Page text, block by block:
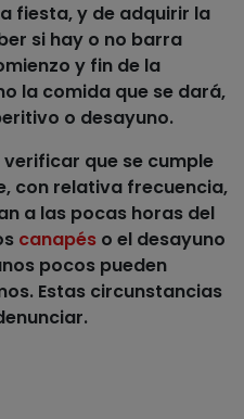
fiesta, y de adquirir la
si hay o no barra
y fin de la
la comida que se dará,
o desayuno.
verificar que se cumple
con relativa frecuencia,
a las pocas horas del
canapés o el desayuno
pocos pueden
Estas circunstancias